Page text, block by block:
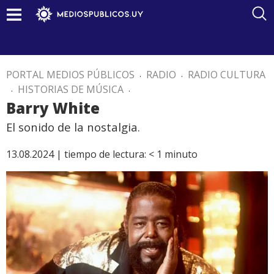
PORTAL MEDIOS PÚBLICOS . RADIO . RADIO CULTURA
. HISTORIAS DE MÚSICA .
Barry White
El sonido de la nostalgia.
13.08.2024 | tiempo de lectura: < 1 minuto